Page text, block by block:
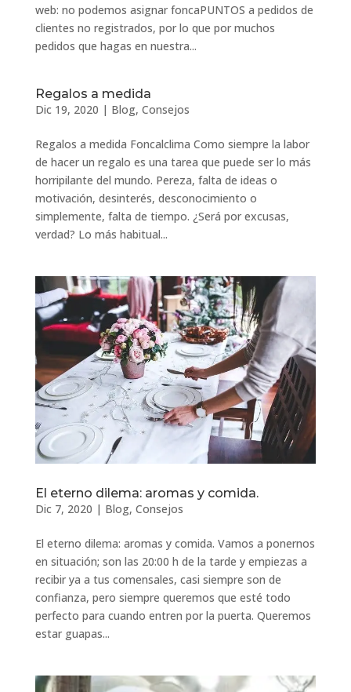
web: no podemos asignar foncaPUNTOS a pedidos de
clientes no registrados, por lo que por muchos
pedidos que hagas en nuestra...
Regalos a medida
Dic 19, 2020 | Blog, Consejos
Regalos a medida Foncalclima Como siempre la labor
de hacer un regalo es una tarea que puede ser lo más
horripilante del mundo. Pereza, falta de ideas o
motivación, desinterés, desconocimiento o
simplemente, falta de tiempo. ¿Será por excusas,
verdad? Lo más habitual...
El eterno dilema: aromas y comida.
Dic 7, 2020 | Blog, Consejos
El eterno dilema: aromas y comida. Vamos a ponernos
en situación; son las 20:00 h de la tarde y empiezas a
recibir ya a tus comensales, casi siempre son de
confianza, pero siempre queremos que esté todo
perfecto para cuando entren por la puerta. Queremos
estar guapas...